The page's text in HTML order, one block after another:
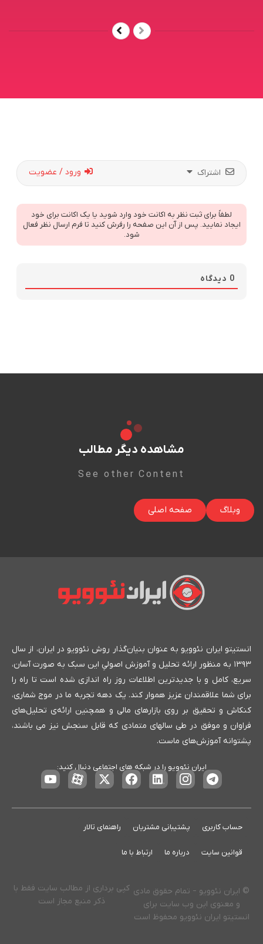
اشتراک ورود / عضویت
لطفاً برای ثبت نظر به اکانت خود وارد شوید یا یک اکانت برای خود
ایجاد نمایید. پس از آن این صفحه را رفرش کنید تا فرم ارسال نظر فعال
شود.
0 دیدگاه
مشاهده دیگر مطالب
See other Content
وبلاگ صفحه اصلی
حساب کاربری پشتیبانی مشتریان راهنمای تالار
قوانین سایت درباره ما ارتباط با ما
انستیتو ایران نئوویو به عنوان بنیان‌گذار روش نئوویو در ایران، از سال
۱۳۹۳ به منظور ارائه تحلیل و آموزش اصولیِ این سبک به صورت آسان،
سریع، کامل و با جدیدترین اطلاعات روز راه اندازی شده است تا راه را
برای شما علاقمندان عزیز هموار کند. یک دهه تجربه ما در موج شماری،
کنکاش و تحقیق بر روی بازارهای مالی و همچنین ارائه‌ی تحلیل‌های
فراوان و موفق در طی سالهای متمادی که قابل سنجش نیز می باشند،
پشتوانه آموزش‌های ماست.
ایران نئوویو را در شبکه های اجتماعی دنبال کنید:
© ایران نئوویو – تمام حقوق مادی
و معنوی این وب سایت برای
انستیتو ایران نئوویو محفوظ است
کپی برداری از مطالب سایت فقط با
ذکر منبع مجاز است